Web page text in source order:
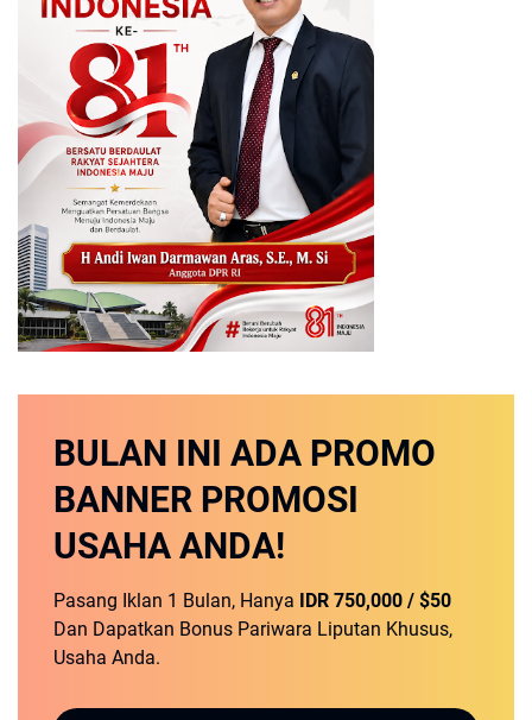
BULAN INI ADA PROMO
BANNER PROMOSI
USAHA ANDA!
Pasang Iklan 1 Bulan, Hanya
IDR 750,000 / $50
Dan Dapatkan Bonus Pariwara Liputan Khusus,
Usaha Anda.